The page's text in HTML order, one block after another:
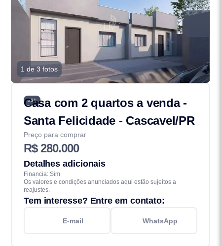
1 de 3 fotos
381
Casa com 2 quartos a venda -
Santa Felicidade - Cascavel/PR
Preço para comprar
R$ 280.000
Detalhes adicionais
Financia: Sim
Os valores e condições anunciados aqui estão sujeitos a
reajustes.
Tem interesse? Entre em contato:
E-mail WhatsApp